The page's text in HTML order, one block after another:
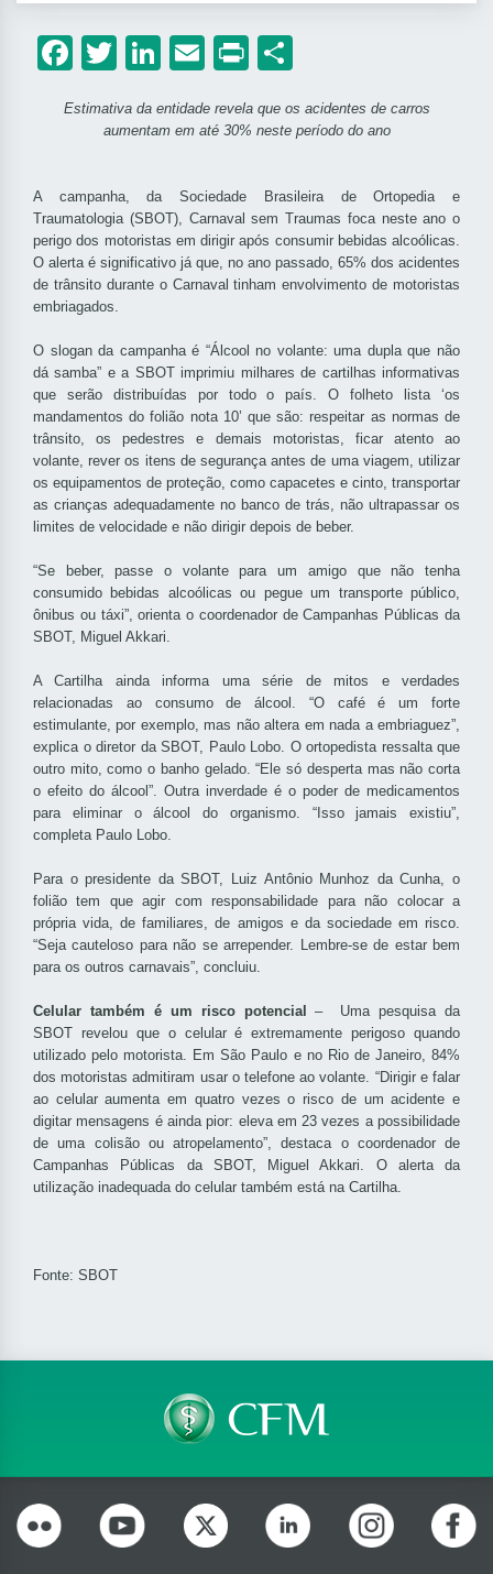
Facebook
Twitter
LinkedIn
Email
Print
Estimativa da entidade revela que os acidentes de carros
aumentam em até 30% neste período do ano
A campanha, da Sociedade Brasileira de Ortopedia e
Traumatologia (SBOT), Carnaval sem Traumas foca neste ano o
perigo dos motoristas em dirigir após consumir bebidas alcoólicas.
O alerta é significativo já que, no ano passado, 65% dos acidentes
de trânsito durante o Carnaval tinham envolvimento de motoristas
embriagados.
O slogan da campanha é “Álcool no volante: uma dupla que não
dá samba” e a SBOT imprimiu milhares de cartilhas informativas
que serão distribuídas por todo o país. O folheto lista ‘os
mandamentos do folião nota 10’ que são: respeitar as normas de
trânsito, os pedestres e demais motoristas, ficar atento ao
volante, rever os itens de segurança antes de uma viagem, utilizar
os equipamentos de proteção, como capacetes e cinto, transportar
as crianças adequadamente no banco de trás, não ultrapassar os
limites de velocidade e não dirigir depois de beber.
“Se beber, passe o volante para um amigo que não tenha
consumido bebidas alcoólicas ou pegue um transporte público,
ônibus ou táxi”, orienta o coordenador de Campanhas Públicas da
SBOT, Miguel Akkari.
A Cartilha ainda informa uma série de mitos e verdades
relacionadas ao consumo de álcool. “O café é um forte
estimulante, por exemplo, mas não altera em nada a embriaguez”,
explica o diretor da SBOT, Paulo Lobo. O ortopedista ressalta que
outro mito, como o banho gelado. “Ele só desperta mas não corta
o efeito do álcool”. Outra inverdade é o poder de medicamentos
para eliminar o álcool do organismo. “Isso jamais existiu”,
completa Paulo Lobo.
Para o presidente da SBOT, Luiz Antônio Munhoz da Cunha, o
folião tem que agir com responsabilidade para não colocar a
própria vida, de familiares, de amigos e da sociedade em risco.
“Seja cauteloso para não se arrepender. Lembre-se de estar bem
para os outros carnavais”, concluiu.
Celular também é um risco potencial
– Uma pesquisa da
SBOT revelou que o celular é extremamente perigoso quando
utilizado pelo motorista. Em São Paulo e no Rio de Janeiro, 84%
dos motoristas admitiram usar o telefone ao volante. “Dirigir e falar
ao celular aumenta em quatro vezes o risco de um acidente e
digitar mensagens é ainda pior: eleva em 23 vezes a possibilidade
de uma colisão ou atropelamento”, destaca o coordenador de
Campanhas Públicas da SBOT, Miguel Akkari. O alerta da
utilização inadequada do celular também está na Cartilha.
Fonte: SBOT